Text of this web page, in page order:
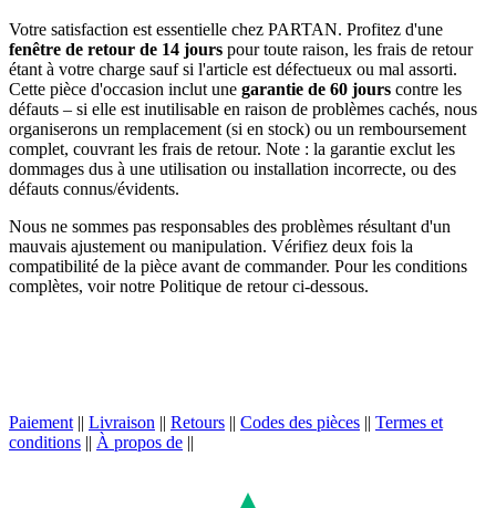
Votre satisfaction est essentielle chez PARTAN. Profitez d'une
fenêtre de retour de 14 jours pour toute raison, les frais de retour
étant à votre charge sauf si l'article est défectueux ou mal assorti.
Cette pièce d'occasion inclut une garantie de 60 jours contre les
défauts – si elle est inutilisable en raison de problèmes cachés, nous
organiserons un remplacement (si en stock) ou un remboursement
complet, couvrant les frais de retour. Note : la garantie exclut les
dommages dus à une utilisation ou installation incorrecte, ou des
défauts connus/évidents.
Nous ne sommes pas responsables des problèmes résultant d'un
mauvais ajustement ou manipulation. Vérifiez deux fois la
compatibilité de la pièce avant de commander. Pour les conditions
complètes, voir notre Politique de retour ci-dessous.
Paiement || Livraison || Retours || Codes des pièces || Termes et
conditions || À propos de ||